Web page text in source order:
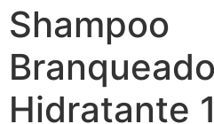
Shampoo
Hidratante